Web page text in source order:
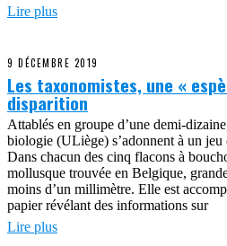
Lire plus
9 DÉCEMBRE 2019
Les taxonomistes, une «
disparition
Attablés en groupe d’une demi-
biologie (ULiège) s’adonnent à un jeu
Dans chacun des cinq flacons à
mollusque trouvée en Belgique,
moins d’un millimètre. Elle est
papier révélant des informations sur
Lire plus